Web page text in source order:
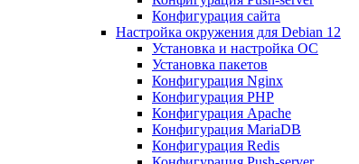
Конфигурация сайта
Настройка окружения для Debian 12
Установка и настройка ОС
Установка пакетов
Конфигурация Nginx
Конфигурация PHP
Конфигурация Apache
Конфигурация MariaDB
Конфигурация Redis